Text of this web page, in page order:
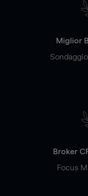
Miglior
Broker
Focus